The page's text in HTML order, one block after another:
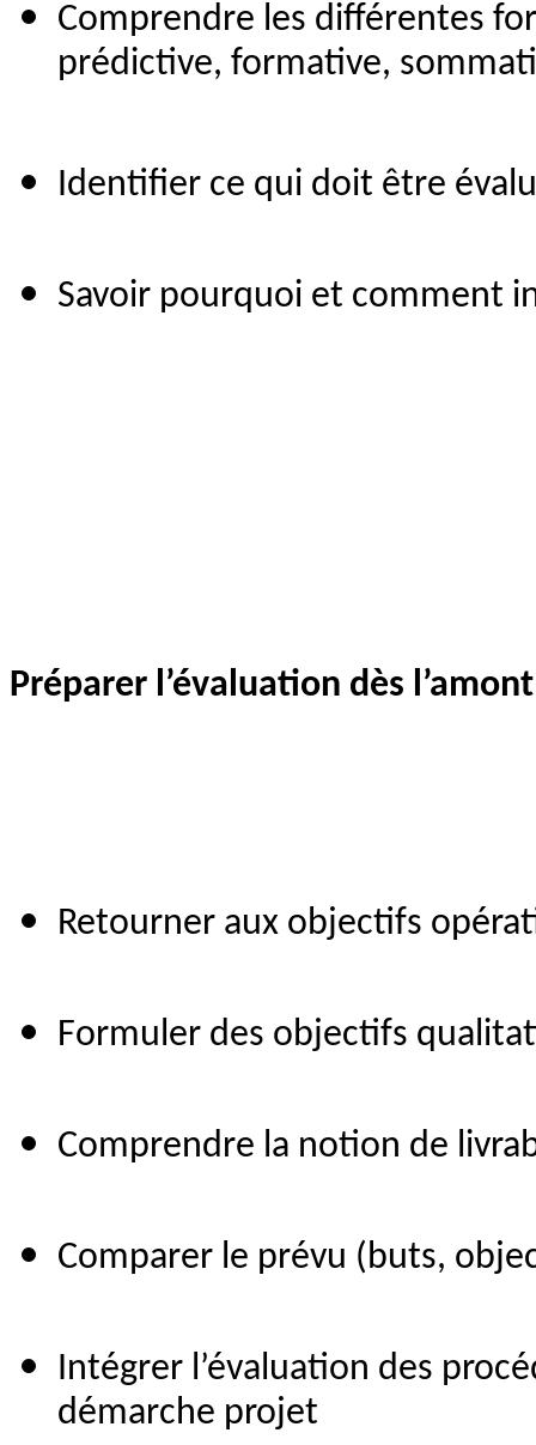
Comprendre les différentes
prédictive, formative,
Identifier ce qui doit être
Savoir pourquoi et comment
Préparer l’évaluation dès
Retourner aux objectifs
Formuler des objectifs
Comprendre la notion de
Comparer le prévu (buts,
Intégrer l’évaluation des
démarche projet